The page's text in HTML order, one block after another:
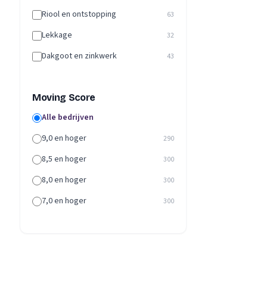
Riool en ontstopping 63
Lekkage 32
Dakgoot en zinkwerk 43
Moving Score
Alle bedrijven
9,0 en hoger
290
8,5 en hoger 300
8,0 en hoger 300
7,0 en hoger 300